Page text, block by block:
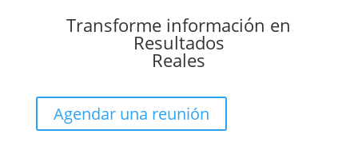
Transforme información en
Resultados
Reales
Agendar una reunión